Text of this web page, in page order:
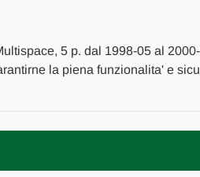
5 p. dal 1998-05 al
la piena funzionalita' e